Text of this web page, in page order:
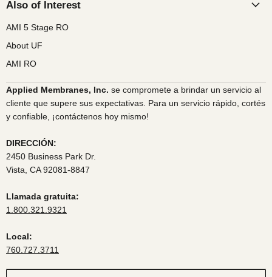
Also of Interest
AMI 5 Stage RO
About UF
AMI RO
Applied Membranes, Inc. se compromete a brindar un servicio al
cliente que supere sus expectativas. Para un servicio rápido, cortés
y confiable, ¡contáctenos hoy mismo!
DIRECCIÓN:
2450 Business Park Dr.
Vista, CA 92081-8847
Llamada gratuita:
1.800.321.9321
Local:
760.727.3711